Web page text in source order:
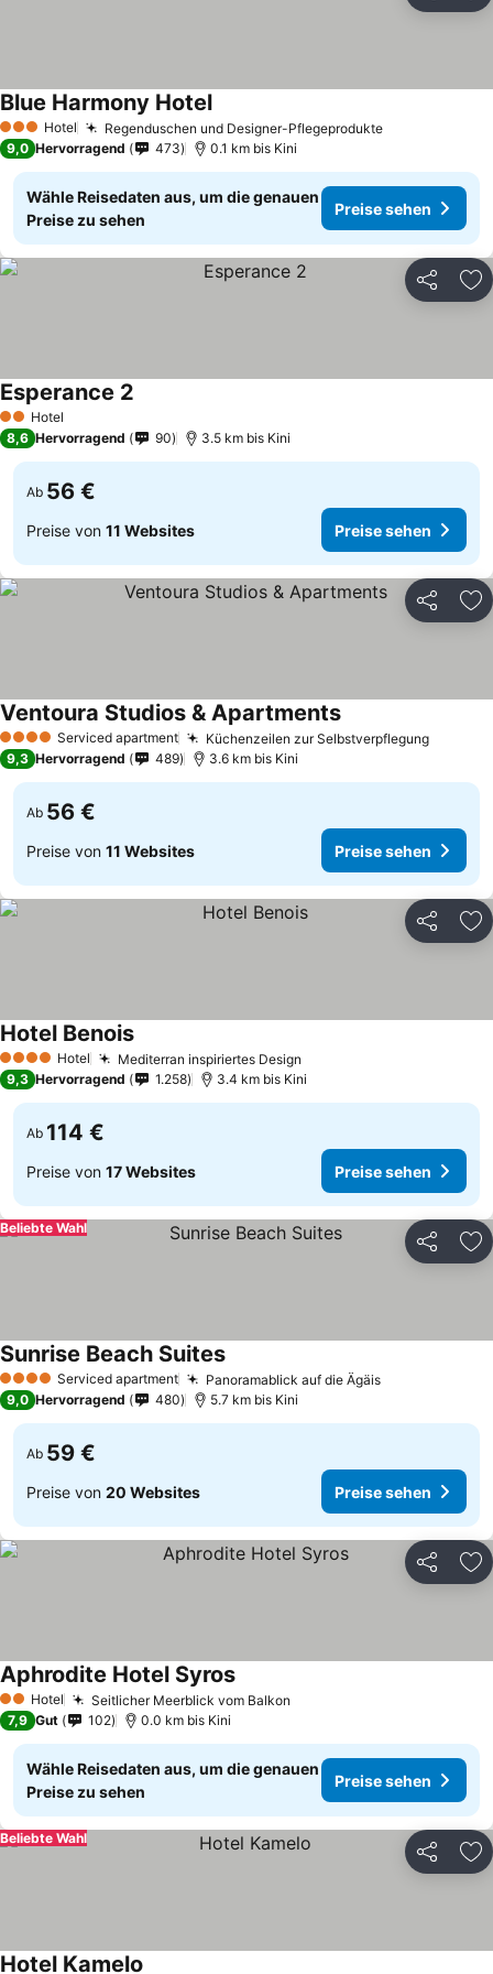
3 SterneHotel Regenduschen und Designer-Pflegeprodukte
Blue Harmony Hotel
9,0 Hervorragend 473 0.1 km bis Kini
Wähle Reisedaten aus, um die genauen
Preise zu sehen
Preise sehen
Teilen
2 Sterne
Hotel
Esperance 2
8,6 Hervorragend 90 3.5 km bis Kini
Ab 56 €
Preise von 11 Websites Preise sehen
Teilen
4 Sterne Serviced apartment Küchenzeilen zur Selbstverpflegung
Ventoura Studios & Apartments
9,3 Hervorragend 489 3.6 km bis Kini
Ab 56 €
Preise von 11 Websites Preise sehen
Teilen
4 Sterne Hotel Mediterran inspiriertes Design
Hotel Benois
9,3 Hervorragend 1.258 3.4 km bis Kini
Ab 114 €
Preise von 17 Websites Preise sehen
Teilen
Beliebte Wahl
4 Sterne Serviced apartment Panoramablick auf die Ägäis
Sunrise Beach Suites
9,0 Hervorragend 480 5.7 km bis Kini
Ab 59 €
Preise von 20 Websites Preise sehen
Teilen
2 Sterne
Hotel Seitlicher Meerblick vom Balkon
Aphrodite Hotel Syros
7,9 Gut 102 0.0 km bis Kini
Wähle Reisedaten aus, um die genauen
Preise zu sehen
Preise sehen
Teilen
Beliebte Wahl
Hotel Kamelo